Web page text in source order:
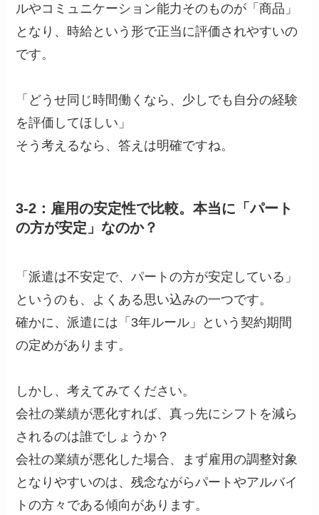
ルやコミュニケーション能力そのものが「商品」
となり、時給という形で正当に評価されやすいの
です。
「どうせ同じ時間働くなら、少しでも自分の経験
を評価してほしい」
そう考えるなら、答えは明確ですね。
3-2：雇用の安定性で比較。本当に「パート
の方が安定」なのか？
「派遣は不安定で、パートの方が安定している」
というのも、よくある思い込みの一つです。
確かに、派遣には「3年ルール」という契約期間
の定めがあります。
しかし、考えてみてください。
会社の業績が悪化すれば、真っ先にシフトを減ら
されるのは誰でしょうか？
会社の業績が悪化した場合、まず雇用の調整対象
となりやすいのは、残念ながらパートやアルバイ
トの方々である傾向があります。